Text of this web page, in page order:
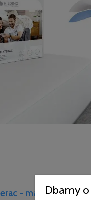
- maksymalny
Dbamy